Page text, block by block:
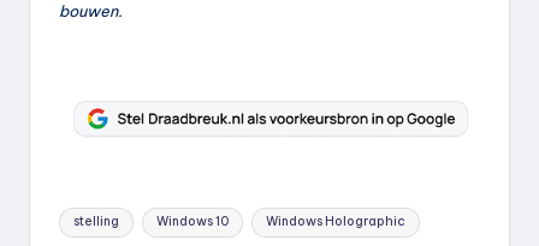
bouwen.
Tags:
stelling Windows 10 Windows Holographic